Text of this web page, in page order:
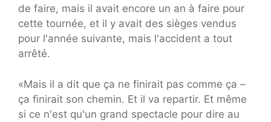
de faire, mais il avait encore un an à faire pour
cette tournée, et il y avait des sièges vendus
pour l'année suivante, mais l'accident a tout
arrêté.
«Mais il a dit que ça ne finirait pas comme ça –
ça finirait son chemin. Et il va repartir. Et même
si ce n'est qu'un grand spectacle pour dire au